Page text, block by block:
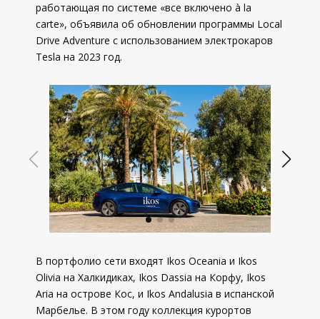
работающая по системе «все включено à la
carte», объявила об обновлении программы Local
Drive Adventure с использованием электрокаров
Tesla на 2023 год.
В портфолио сети входят Ikos Oceania и Ikos
Olivia на Халкидиках, Ikos Dassia на Корфу, Ikos
Aria на острове Кос, и Ikos Andalusia в испанской
Марбелье. В этом году коллекция курортов